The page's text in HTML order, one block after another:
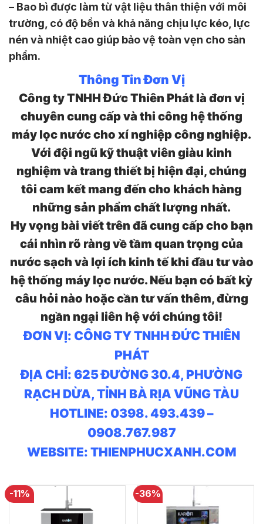
– Bao bì được làm từ vật liệu thân thiện với môi
trường, có độ bền và khả năng chịu lực kéo, lực
nén và nhiệt cao giúp bảo vệ toàn vẹn cho sản
phẩm.
Thông Tin Đơn Vị
Công ty TNHH Đức Thiên Phát là đơn vị
chuyên cung cấp và thi công hệ thống
máy lọc nước cho xí nghiệp công nghiệp.
Với đội ngũ kỹ thuật viên giàu kinh
nghiệm và trang thiết bị hiện đại, chúng
tôi cam kết mang đến cho khách hàng
những sản phẩm chất lượng nhất.
Hy vọng bài viết trên đã cung cấp cho bạn
cái nhìn rõ ràng về tầm quan trọng của
nước sạch và lợi ích kinh tế khi đầu tư vào
hệ thống máy lọc nước. Nếu bạn có bất kỳ
câu hỏi nào hoặc cần tư vấn thêm, đừng
ngần ngại liên hệ với chúng tôi!
ĐƠN VỊ: CÔNG TY TNHH ĐỨC THIÊN
PHÁT
ĐỊA CHỈ: 625 ĐƯỜNG 30.4, PHƯỜNG
RẠCH DỪA, TỈNH BÀ RỊA VŨNG TÀU
HOTLINE: 0398. 493.439 –
0908.767.987
WEBSITE: THIENPHUCXANH.COM
-11% -36%